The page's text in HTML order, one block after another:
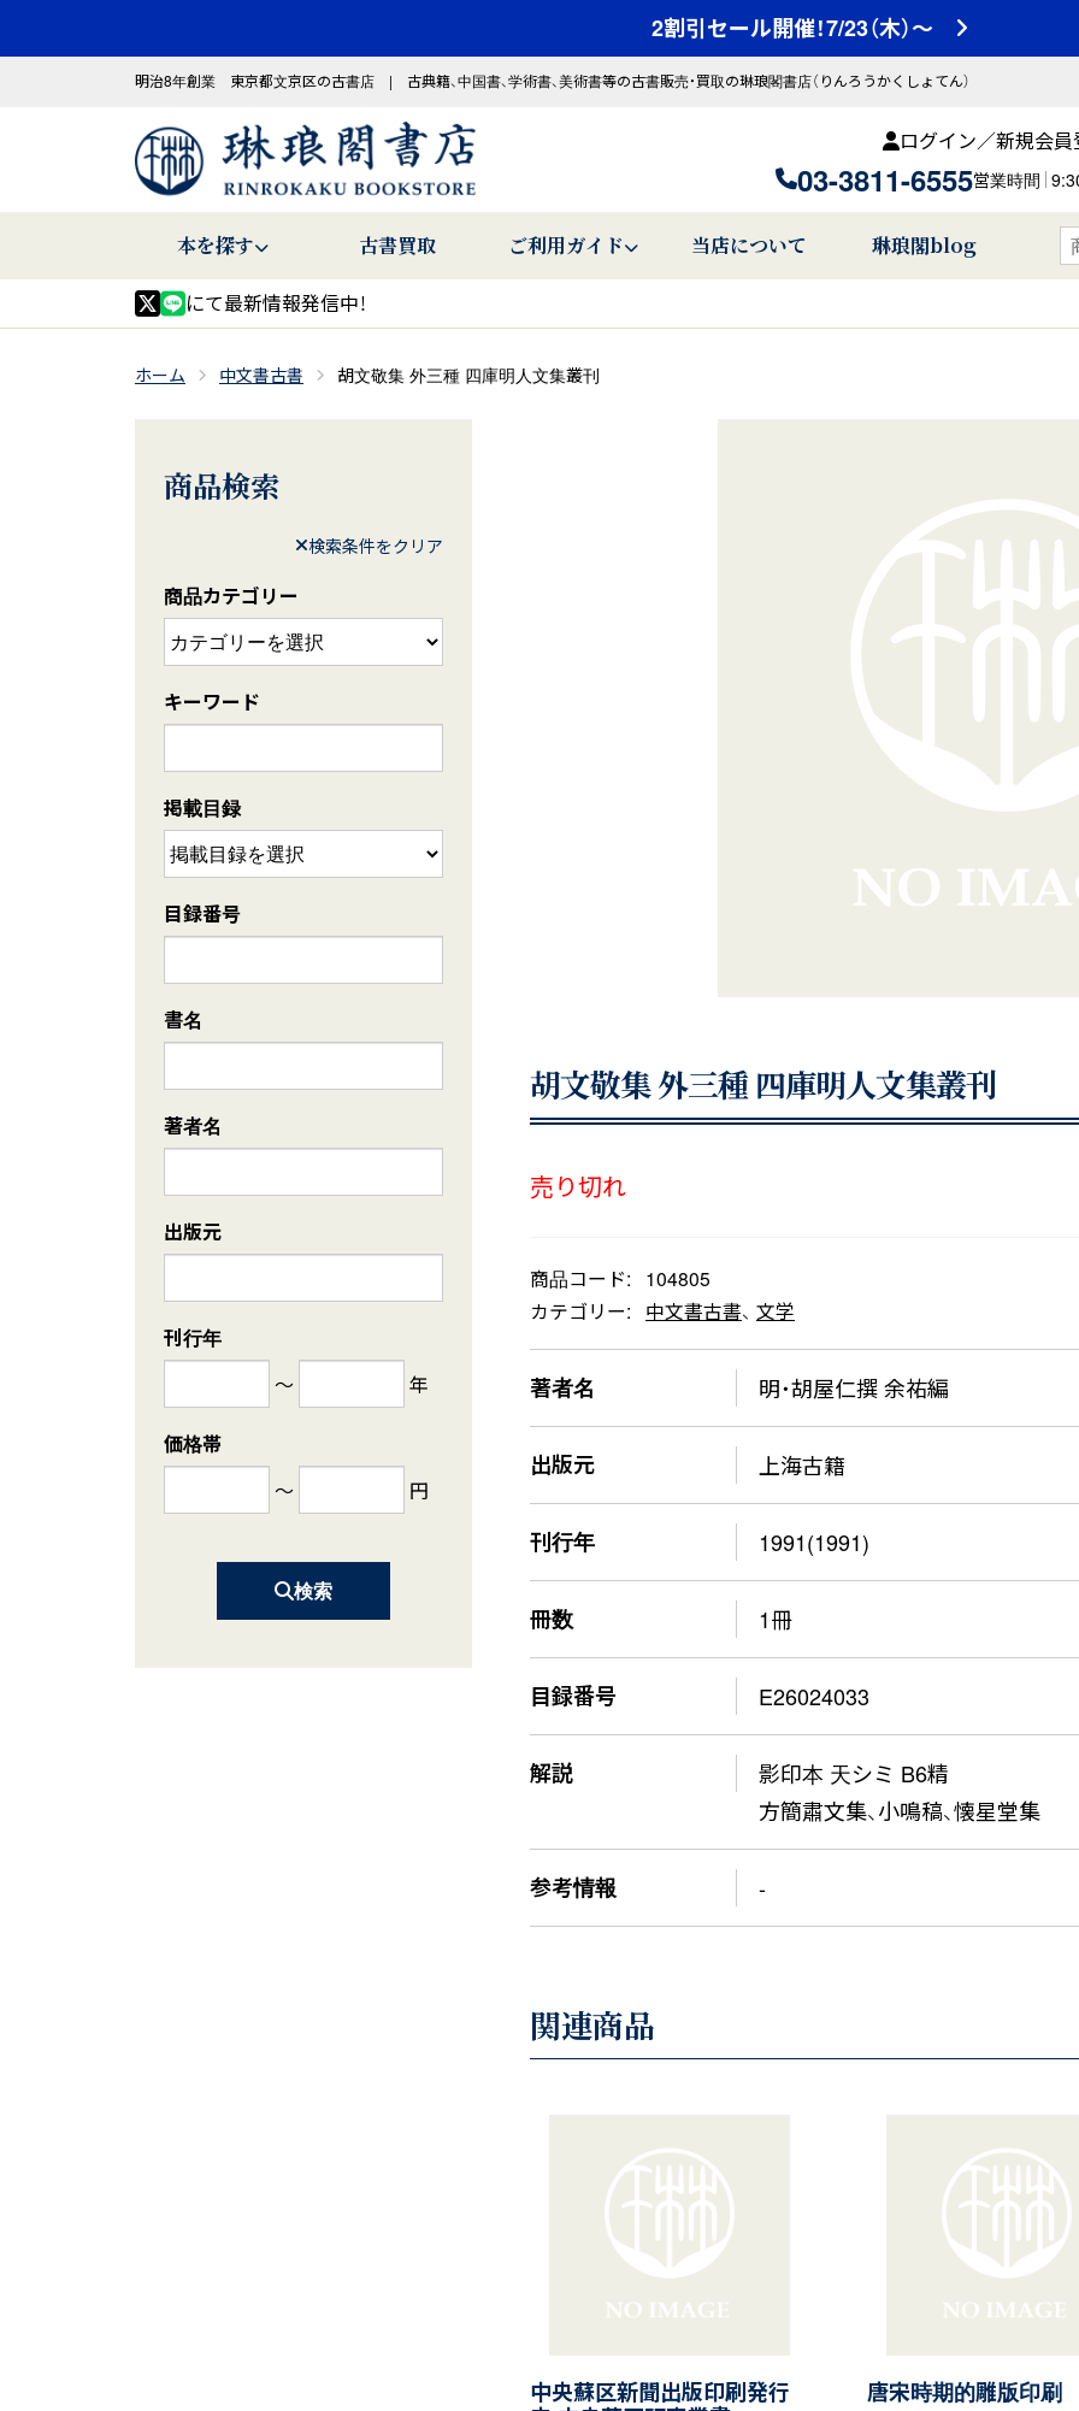
2割引セール開催！7/23（木）～
明治8年創業 東京都文京区の古書店 | 古典籍、中国書、学術書、美術書等の古書販売・買取の琳琅閣書店（りんろうかくしょてん）
ログイン／新規会員
03-3811-6555営業時間
本を探す 古書買取 ご利用ガイド 当店について 琳琅閣blog
にて最新情報発信中！
ホーム 中文書古書 胡文敬集 外三種 四庫明人文集叢刊
胡文敬集 外三種 四庫明人文集叢刊
売り切れ
商品コード:
104805
カテゴリー:
中文書古書、 文学
著者名 明・胡屋仁撰 余祐編
出版元 上海古籍
刊行年 1991(1991)
冊数 1冊
目録番号 E26024033
解説
影印本 天シミ B6精
方簡肅文集、小鳴稿、懐星堂集
参考情報 -
関連商品
中央蘇区新聞出版印刷発行
唐宋時期的雕版印刷
商品検索
検索条件をクリア
商品カテゴリー
キーワード
掲載目録
目録番号
書名
著者名
出版元
刊行年
～
年
価格帯
～
円
検索